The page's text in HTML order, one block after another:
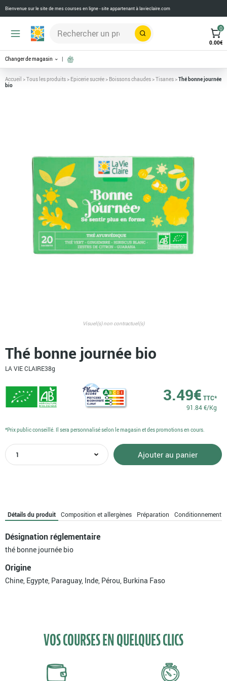
Bienvenue sur le site de mes courses en ligne - site appartenant àlavieclaire.com
Rechercher
0
0.00€
Changer de magasin
Accueil >Tous les produits> Epicerie sucrée> Boissons chaudes>Tisanes>Thé bonne journée
bio
Visuel(s) non contractuel(s)
Thé bonne journée bio
LA VIE CLAIRE38g
3.49€ TTC*
91.84 €/Kg
quantité
de
Ajouter au panier
*Prix public conseillé. Il sera personnalisé selon le magasin et des promotions en cours.
Détails du produit Composition et allergènes Préparation Conditionnement
Désignation réglementaire
thé bonne journée bio
Origine
Chine, Egypte, Paraguay, Inde, Pérou, Burkina Faso
VOS COURSES EN QUELQUES CLICS